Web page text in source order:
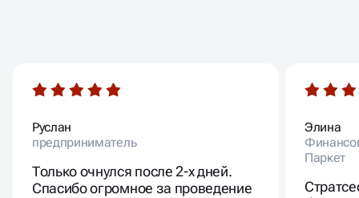
Руслан
предприниматель
Только очнулся после 2-х дней.
Спасибо огромное за проведение
Элина
Паркет